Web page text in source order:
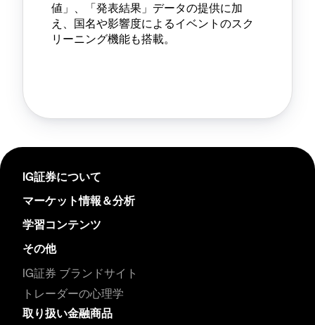
値」、「発表結果」データの提供に加
え、国名や影響度によるイベントのスク
リーニング機能も搭載。
IG証券について
マーケット情報＆分析
学習コンテンツ
その他
IG証券 ブランドサイト
トレーダーの心理学
取り扱い金融商品